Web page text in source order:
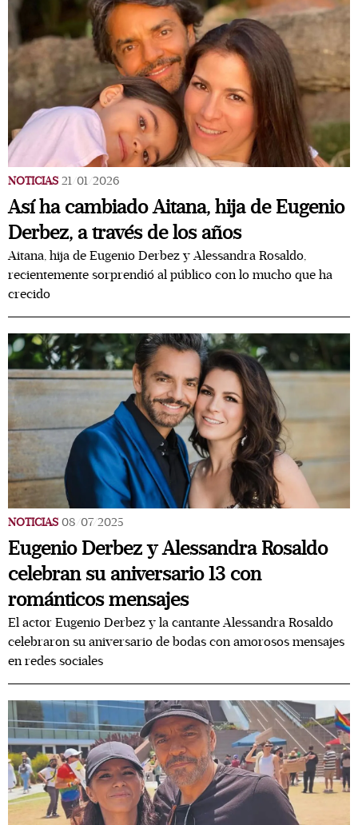
NOTICIAS 21/01/2026
Así ha cambiado Aitana, hija de Eugenio
Derbez, a través de los años
Aitana, hija de Eugenio Derbez y Alessandra Rosaldo,
recientemente sorprendió al público con lo mucho que ha
crecido
NOTICIAS 08/07/2025
Eugenio Derbez y Alessandra Rosaldo
celebran su aniversario 13 con
románticos mensajes
El actor Eugenio Derbez y la cantante Alessandra Rosaldo
celebraron su aniversario de bodas con amorosos mensajes
en redes sociales